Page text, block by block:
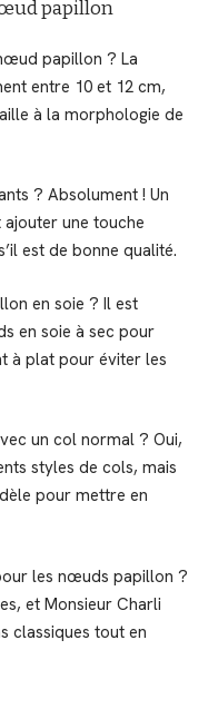
papillon
papillon ? La
entre 10 et 12 cm,
à la morphologie de
? Absolument ! Un
une touche
est de bonne qualité.
en soie ? Il est
en soie à sec pour
à plat pour éviter les
un col normal ? Oui,
styles de cols, mais
pour mettre en
les nœuds papillon ?
et Monsieur Charli
classiques tout en